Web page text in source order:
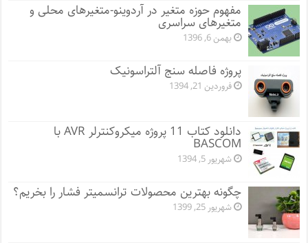
مفهوم حوزه متغیر در آردوینو-متغیرهای محلی و
متغیرهای سراسری
بهمن 6, 1396
پروژه فاصله سنج آلتراسونیک
فروردین 21, 1394
دانلود کتاب 11 پروژه میکروکنترلر AVR با
BASCOM
شهریور 5, 1394
چگونه بهترین محصولات ترانسمیتر فشار را بخریم؟
شهریور 25, 1399